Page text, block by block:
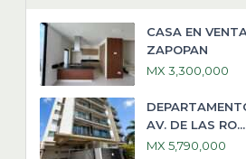
CASA EN
ZAPOPAN
MX 3,300,000
AV. DE LAS RO...
MX 5,790,000